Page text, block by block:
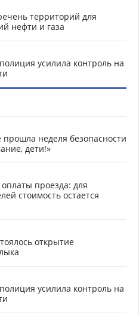
территорий для
нефти и газа
усилила контроль на
прошла неделя безопасности
дети!»
проезда: для
стоимость остается
открытие
усилила контроль на